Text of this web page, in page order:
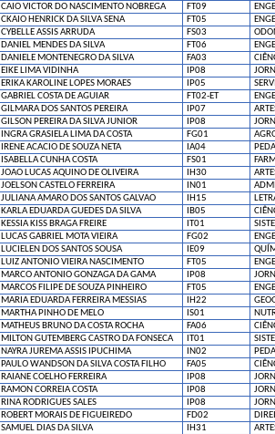
CAIO VICTOR DO NASCIMENTO NOBREGA FT09
CKAIO HENRICK DA SILVA SENA FT05
CYBELLE ASSIS ARRUDA FS03
DANIEL MENDES DA SILVA FT06
DANIELE MONTENEGRO DA SILVA FA03
EIKE LIMA VIDINHA IP08
ERIKA KAROLINE LOPES MORAES IP05
GABRIEL COSTA DE AGUIAR FT02-ET
GILMARA DOS SANTOS PEREIRA IP07
GILSON PEREIRA DA SILVA JUNIOR IP08
INGRA GRASIELA LIMA DA COSTA FG01
IRENE ACACIO DE SOUZA NETA IA04
ISABELLA CUNHA COSTA FS01
JOAO LUCAS AQUINO DE OLIVEIRA IH30
JOELSON CASTELO FERREIRA IN01
JULIANA AMARO DOS SANTOS GALVAO IH15
KARLA EDUARDA GUEDES DA SILVA IB05
KESSIA KISS BRAGA FREIRE IT01
LUCAS GABRIEL MOTA VIEIRA FG02
LUCIELEN DOS SANTOS SOUSA IE09
LUIZ ANTONIO VIEIRA NASCIMENTO FT05
MARCO ANTONIO GONZAGA DA GAMA IP08
MARCOS FILIPE DE SOUZA PINHEIRO FT05
MARIA EDUARDA FERREIRA MESSIAS IH22
MARTHA PINHO DE MELO IS01
MATHEUS BRUNO DA COSTA ROCHA FA06
MILTON GUTEMBERG CASTRO DA FONSECA IT01
NAYRA JUREMA ASSIS IPUCHIMA IN02
PAULO WANDSON DA SILVA COSTA FILHO FA05
RAIANE COELHO FERREIRA IP08
RAMON CORREIA COSTA IP08
RINA RODRIGUES SALES IP08
ROBERT MORAIS DE FIGUEIREDO FD02
SAMUEL DIAS DA SILVA IH31